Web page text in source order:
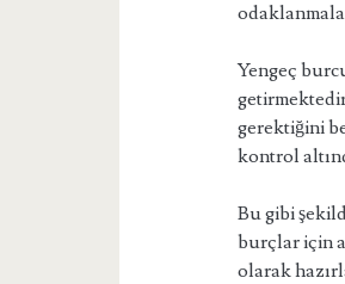
Yengeç
gerektiğini
kontrol
Bu gibi
burçlar için
olarak